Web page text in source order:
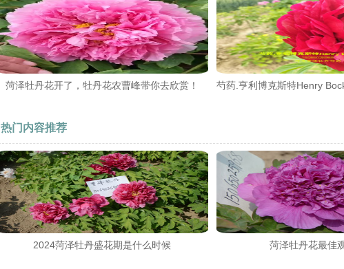
菏泽牡丹花开了，牡丹花农曹峰带你去欣赏！ 芍药.亨利博克斯特Henry
热门内容推荐
2024菏泽牡丹盛花期是什么时候 菏泽牡丹花最佳